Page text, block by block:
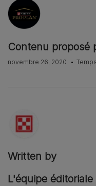
Contenu proposé
novembre 26, 2020
Written by
L'équipe éditoriale